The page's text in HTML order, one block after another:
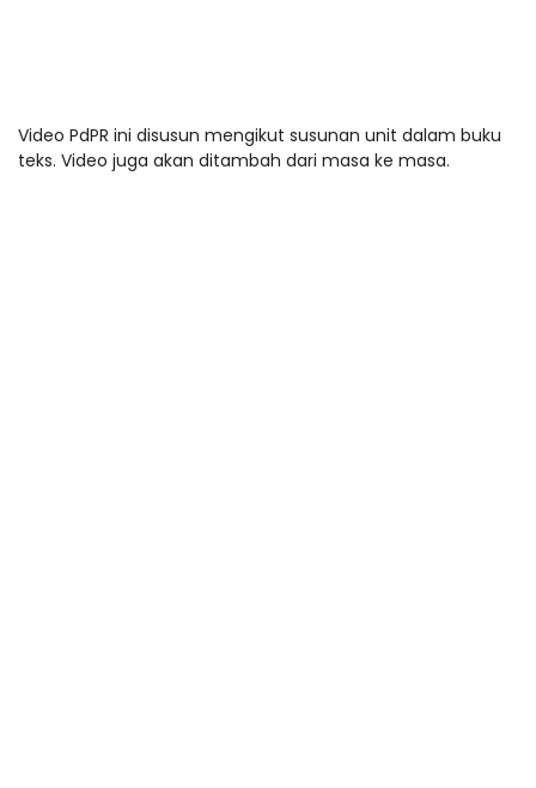
Video PdPR ini disusun mengikut susunan unit dalam buku
teks. Video juga akan ditambah dari masa ke masa.